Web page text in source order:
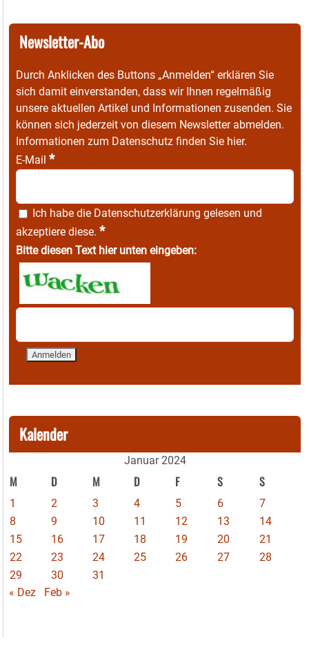
Newsletter-Abo
Durch Anklicken des Buttons „Anmelden“ erklären Sie
sich damit einverstanden, dass wir Ihnen regelmäßig
unsere aktuellen Artikel und Informationen zusenden. Sie
können sich jederzeit von diesem Newsletter abmelden.
Informationen zum Datenschutz finden Sie hier.
E-Mail *
Ich habe die Datenschutzerklärung gelesen und
akzeptiere diese. *
Bitte diesen Text hier unten eingeben:
Kalender
Januar 2024
M D M D F S S
1 2 3 4 5 6
7
8
9 10 11 12 13
14
15
16 17 18 19 20
21
22
23 24 25 26 27
28
29
30
31
« Dez
Feb »